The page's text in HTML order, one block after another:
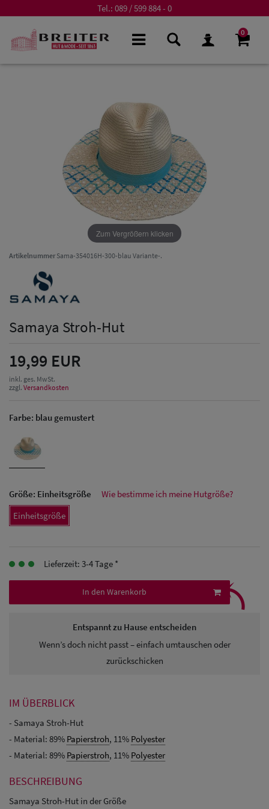
Tel.: 089 / 599 884 - 0
0
Herren Caps
Baseball Cpas
Herren
Snapback Caps
Zum Vergrößern klicken
ArtikelnummerSama-354016H-300-blau Variante-.
Samaya Stroh-Hut
19,99 EUR
inkl. ges. MwSt.
zzgl. Versandkosten
Farbe: blau gemustert
Größe: Einheitsgröße
Wie bestimme ich meine Hutgröße?
Einheitsgröße
Lieferzeit: 3-4 Tage *
In den Warenkorb
Entspannt zu Hause entscheiden
Wenn’s doch nicht passt – einfach umtauschen oder
zurückschicken
⤹
IM ÜBERBLICK
- Samaya Stroh-Hut
- Material: 89% Papierstroh, 11% Polyester
- Material: 89% Papierstroh, 11% Polyester
BESCHREIBUNG
Samaya Stroh-Hut in der Größe